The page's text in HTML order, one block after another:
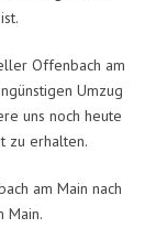
Offenbach am
Umzug
uns noch heute
zu erhalten.
am Main nach
Main.